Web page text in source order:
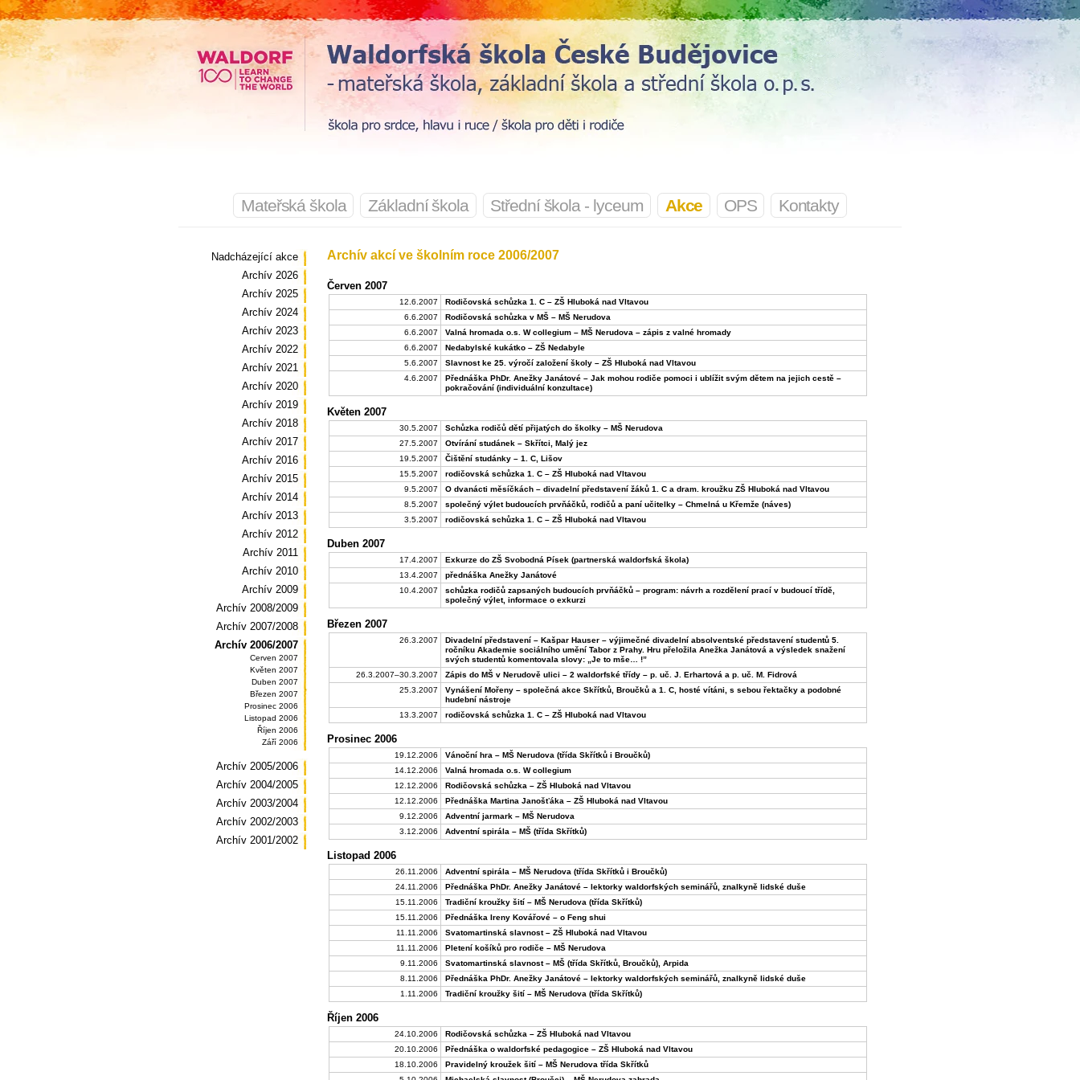
Mateřská škola Základní škola Střední škola - lyceum Akce OPS Kontakty
Nadcházející akce
Archív 2026
Archív 2025
Archív 2024
Archív 2023
Archív 2022
Archív 2021
Archív 2020
Archív 2019
Archív 2018
Archív 2017
Archív 2016
Archív 2015
Archív 2014
Archív 2013
Archív 2012
Archív 2011
Archív 2010
Archív 2009
Archív 2008/2009
Archív 2007/2008
Archív 2006/2007
Červen 2007
Květen 2007
Duben 2007
Březen 2007
Prosinec 2006
Listopad 2006
Říjen 2006
Září 2006
Archív 2005/2006
Archív 2004/2005
Archív 2003/2004
Archív 2002/2003
Archív 2001/2002
Archív akcí ve školním roce 2006/2007
Červen 2007
12.6.2007
Rodičovská schůzka 1. C – ZŠ Hluboká nad Vltavou
6.6.2007
Rodičovská schůzka v MŠ – MŠ Nerudova
6.6.2007
Valná hromada o.s. W collegium – MŠ Nerudova – zápis z valné hromady
6.6.2007
Nedabylské kukátko – ZŠ Nedabyle
5.6.2007
Slavnost ke 25. výročí založení školy – ZŠ Hluboká nad Vltavou
4.6.2007
Přednáška PhDr. Anežky Janátové – Jak mohou rodiče pomoci i ublížit svým dětem na jejich cestě –
pokračování (individuální konzultace)
Květen 2007
30.5.2007
Schůzka rodičů dětí přijatých do školky – MŠ Nerudova
27.5.2007
Otvírání studánek – Skřítci, Malý jez
19.5.2007
Čištění studánky – 1. C, Lišov
15.5.2007
rodičovská schůzka 1. C – ZŠ Hluboká nad Vltavou
9.5.2007
O dvanácti měsíčkách – divadelní představení žáků 1. C a dram. kroužku ZŠ Hluboká nad Vltavou
8.5.2007
společný výlet budoucích prvňáčků, rodičů a paní učitelky – Chmelná u Křemže (náves)
3.5.2007
rodičovská schůzka 1. C – ZŠ Hluboká nad Vltavou
Duben 2007
17.4.2007
Exkurze do ZŠ Svobodná Písek (partnerská waldorfská škola)
13.4.2007
přednáška Anežky Janátové
10.4.2007
schůzka rodičů zapsaných budoucích prvňáčků – program: návrh a rozdělení prací v budoucí třídě,
společný výlet, informace o exkurzi
Březen 2007
26.3.2007
Divadelní představení – Kašpar Hauser – výjimečné divadelní absolventské představení studentů 5.
ročníku Akademie sociálního umění Tabor z Prahy. Hru přeložila Anežka Janátová a výsledek snažení
svých studentů komentovala slovy: „Je to mše… !”
26.3.2007–30.3.2007
Zápis do MŠ v Nerudově ulici – 2 waldorfské třídy – p. uč. J. Erhartová a p. uč. M. Fidrová
25.3.2007
Vynášení Mořeny – společná akce Skřítků, Broučků a 1. C, hosté vítáni, s sebou řektačky a podobné
hudební nástroje
13.3.2007
rodičovská schůzka 1. C – ZŠ Hluboká nad Vltavou
Prosinec 2006
19.12.2006
Vánoční hra – MŠ Nerudova (třída Skřítků i Broučků)
14.12.2006
Valná hromada o.s. W collegium
12.12.2006
Rodičovská schůzka – ZŠ Hluboká nad Vltavou
12.12.2006
Přednáška Martina Janošťáka – ZŠ Hluboká nad Vltavou
9.12.2006
Adventní jarmark – MŠ Nerudova
3.12.2006
Adventní spirála – MŠ (třída Skřítků)
Listopad 2006
26.11.2006
Adventní spirála – MŠ Nerudova (třída Skřítků i Broučků)
24.11.2006
Přednáška PhDr. Anežky Janátové – lektorky waldorfských seminářů, znalkyně lidské duše
15.11.2006
Tradiční kroužky šití – MŠ Nerudova (třída Skřítků)
15.11.2006
Přednáška Ireny Kovářové – o Feng shui
11.11.2006
Svatomartinská slavnost – ZŠ Hluboká nad Vltavou
11.11.2006
Pletení košíků pro rodiče – MŠ Nerudova
9.11.2006
Svatomartinská slavnost – MŠ (třída Skřítků, Broučků), Arpida
8.11.2006
Přednáška PhDr. Anežky Janátové – lektorky waldorfských seminářů, znalkyně lidské duše
1.11.2006
Tradiční kroužky šití – MŠ Nerudova (třída Skřítků)
Říjen 2006
24.10.2006
Rodičovská schůzka – ZŠ Hluboká nad Vltavou
20.10.2006
Přednáška o waldorfské pedagogice – ZŠ Hluboká nad Vltavou
18.10.2006
Pravidelný kroužek šití – MŠ Nerudova třída Skřítků